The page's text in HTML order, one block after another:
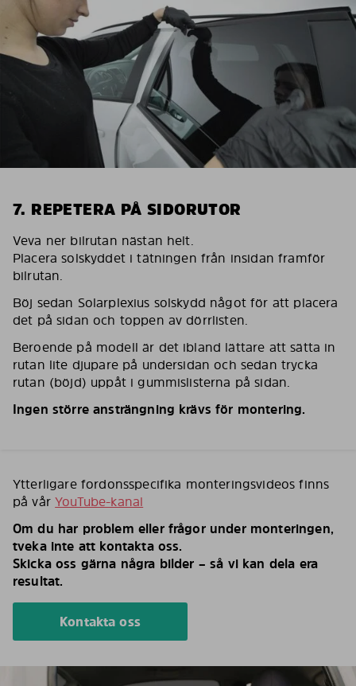
7. REPETERA PÅ SIDORUTOR
Veva ner bilrutan nästan helt.
Placera solskyddet i tätningen från insidan framför
bilrutan.
Böj sedan Solarplexius solskydd något för att placera
det på sidan och toppen av dörrlisten.
Beroende på modell är det ibland lättare att sätta in
rutan lite djupare på undersidan och sedan trycka
rutan (böjd) uppåt i gummislisterna på sidan.
Ingen större ansträngning krävs för montering.
Ytterligare fordonsspecifika monteringsvideos finns
på vårYouTube-kanal
Om du har problem eller frågor under monteringen,
tveka inte att kontakta oss.
Skicka oss gärna några bilder – så vi kan dela era
resultat.
Kontakta oss